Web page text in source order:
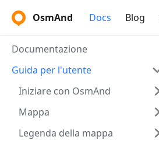
OsmAnd Docs Blog
Documentazione
Guida per l'utente
Iniziare con OsmAnd
Mappa
Legenda della mappa